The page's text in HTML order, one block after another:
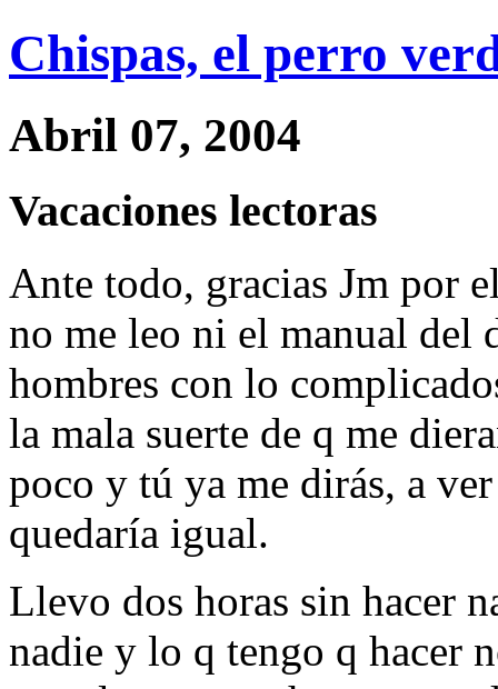
Chispas, el perro
Abril 07, 2004
Vacaciones lectoras
Ante todo, gracias Jm por
no me leo ni el manual del
hombres con lo
la mala suerte de q me
poco y tú ya me dirás, a
quedaría igual.
Llevo dos horas sin hacer
nadie y lo q tengo q hacer